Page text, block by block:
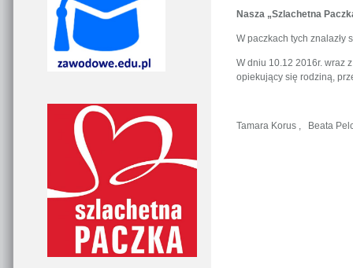
Nasza „Szlachetna
W paczkach tych znalazły
W dniu 10.12 2016r. wraz
opiekujący się rodziną,
Tamara Korus , Beata